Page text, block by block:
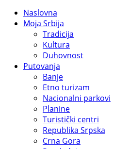
Naslovna
Moja Srbija
Tradicija
Kultura
Duhovnost
Putovanja
Banje
Etno turizam
Nacionalni parkovi
Planine
Turistički centri
Republika Srpska
Crna Gora